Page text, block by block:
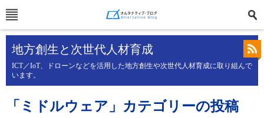
地方創生と次世代人材育成
ICT／IoT、ドローンなどを活用した地方創生や次世代人材育成に取り組んで
います。
「ミドルウェア」カテゴリーの投稿